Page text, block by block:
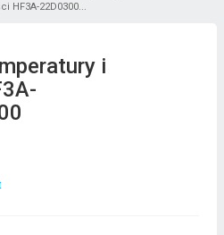
HF3A-22D0300...
i